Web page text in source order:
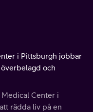
i Pittsburgh jobbar
och
Medical Center i
rädda liv på en